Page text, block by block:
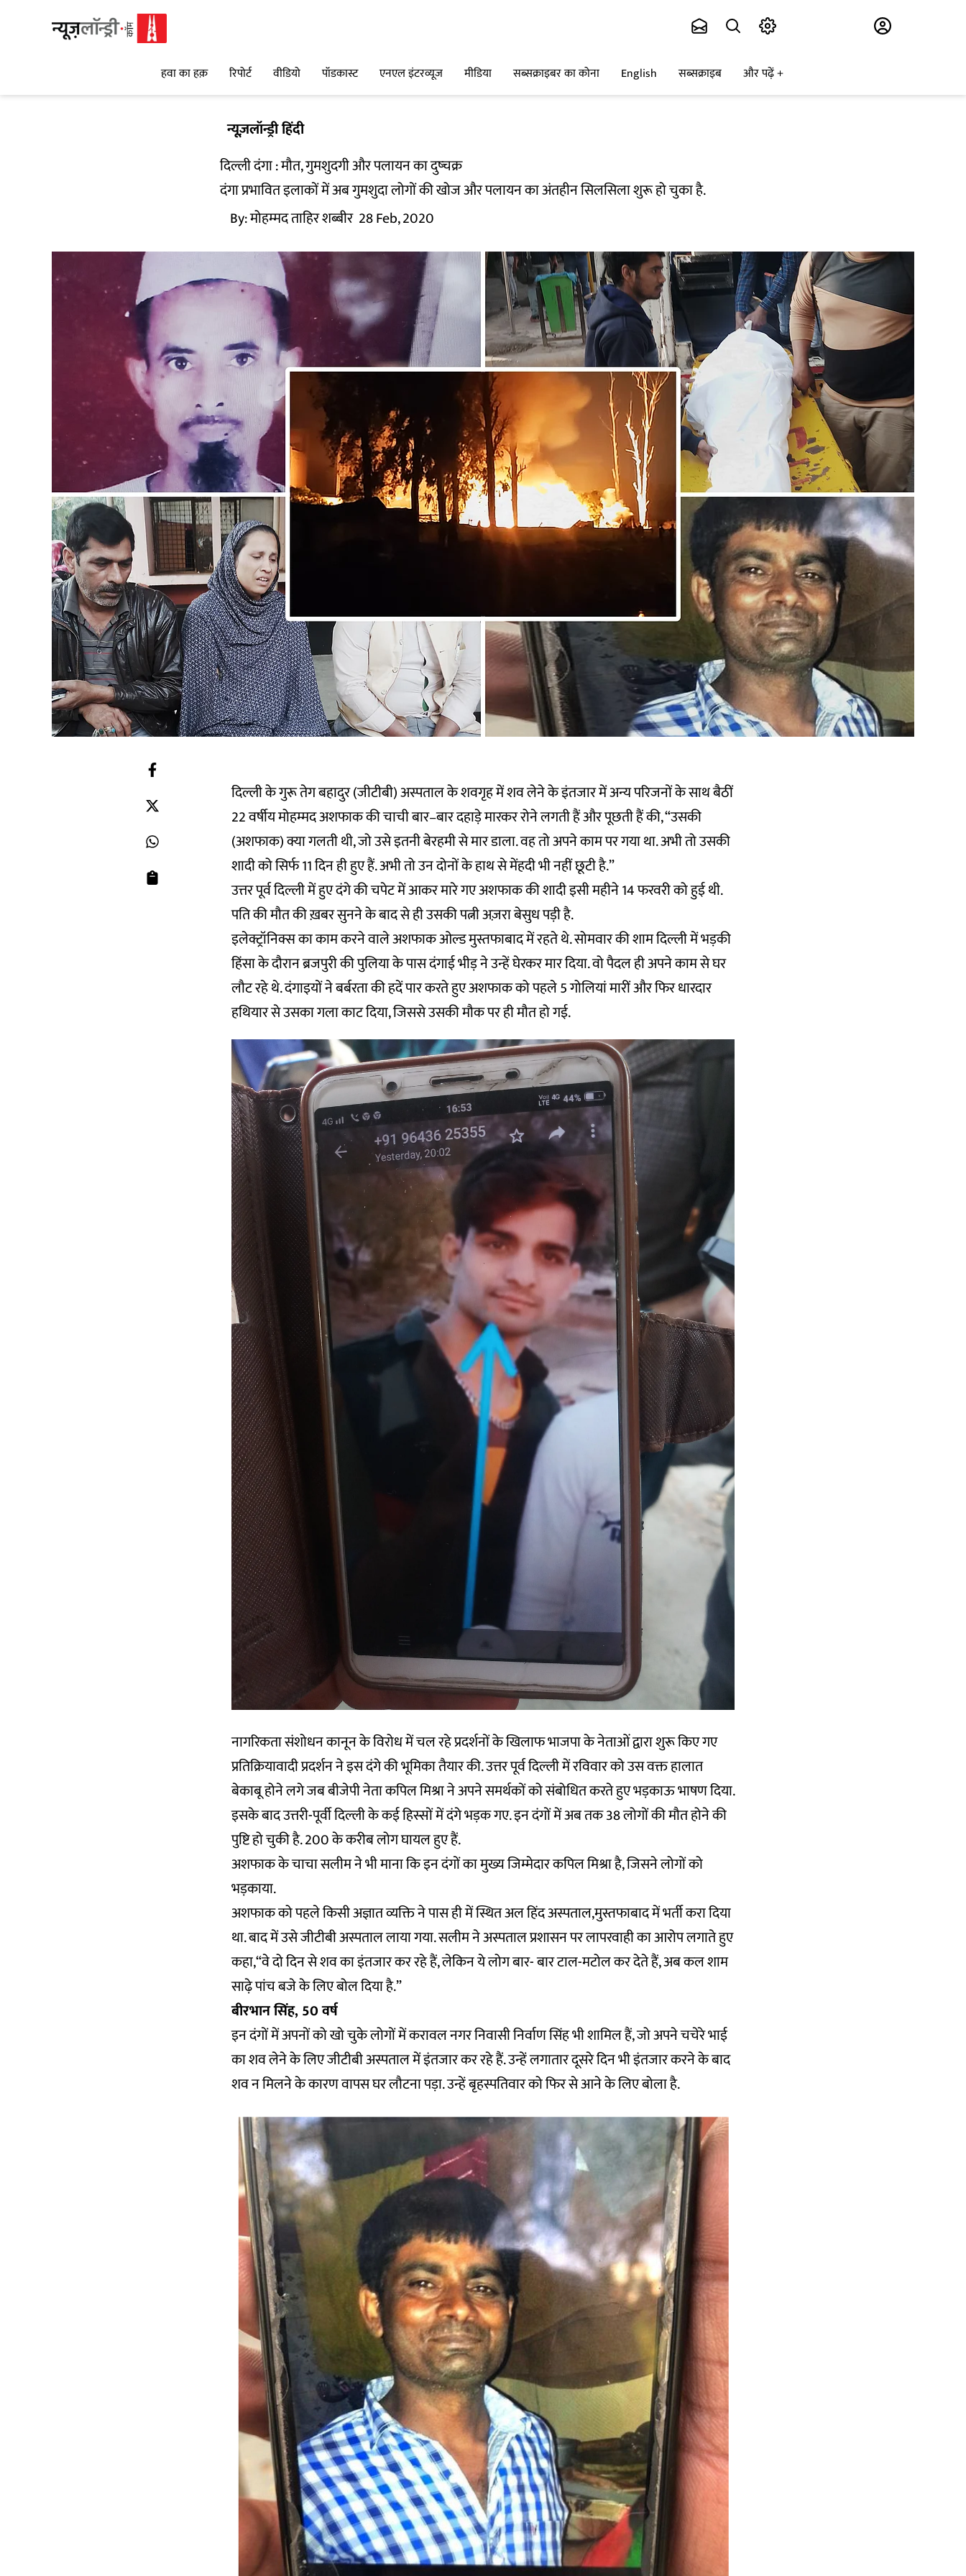
हवा का हक़ रिपोर्ट वीडियो पॉडकास्ट एनएल इंटरव्यूज मीडिया सब्सक्राइबर का कोना English सब्सक्राइब और पढ़ें
न्यूज़लॉन्ड्री हिंदी
दिल्ली दंगा : मौत, गुमशुदगी और पलायन का दुष्चक्र
दंगा प्रभावित इलाकों में अब गुमशुदा लोगों की खोज और पलायन का अंतहीन सिलसिला शुरू हो चुका है.
By:मोहम्मद ताहिर शब्बीर 28 Feb, 2020
दिल्ली के गुरू तेग बहादुर (जीटीबी) अस्पताल के शवगृह में शव लेने के इंतजार में अन्य परिजनों के साथ बैठीं
22 वर्षीय मोहम्मद अशफाक की चाची बार–बार दहाड़े मारकर रोने लगती हैं और पूछती हैं की, “उसकी
(अशफाक) क्या गलती थी, जो उसे इतनी बेरहमी से मार डाला. वह तो अपने काम पर गया था. अभी तो उसकी
शादी को सिर्फ 11 दिन ही हुए हैं. अभी तो उन दोनों के हाथ से मेंहदी भी नहीं छूटी है.”
उत्तर पूर्व दिल्ली में हुए दंगे की चपेट में आकर मारे गए अशफाक की शादी इसी महीने 14 फरवरी को हुई थी.
पति की मौत की ख़बर सुनने के बाद से ही उसकी पत्नी अज़रा बेसुध पड़ी है.
इलेक्ट्रॉनिक्स का काम करने वाले अशफाक ओल्ड मुस्तफाबाद में रहते थे. सोमवार की शाम दिल्ली में भड़की
हिंसा के दौरान ब्रजपुरी की पुलिया के पास दंगाई भीड़ ने उन्हें घेरकर मार दिया. वो पैदल ही अपने काम से घर
लौट रहे थे. दंगाइयों ने बर्बरता की हदें पार करते हुए अशफाक को पहले 5 गोलियां मारीं और फिर धारदार
हथियार से उसका गला काट दिया, जिससे उसकी मौक पर ही मौत हो गई.
नागरिकता संशोधन कानून के विरोध में चल रहे प्रदर्शनों के खिलाफ भाजपा के नेताओं द्वारा शुरू किए गए
प्रतिक्रियावादी प्रदर्शन ने इस दंगे की भूमिका तैयार की. उत्तर पूर्व दिल्ली में रविवार को उस वक्त हालात
बेकाबू होने लगे जब बीजेपी नेता कपिल मिश्रा ने अपने समर्थकों को संबोधित करते हुए भड़काऊ भाषण दिया.
इसके बाद उत्तरी-पूर्वी दिल्ली के कई हिस्सों में दंगे भड़क गए. इन दंगों में अब तक 38 लोगों की मौत होने की
पुष्टि हो चुकी है. 200 के करीब लोग घायल हुए हैं.
अशफाक के चाचा सलीम ने भी माना कि इन दंगों का मुख्य जिम्मेदार कपिल मिश्रा है, जिसने लोगों को
भड़काया.
अशफाक को पहले किसी अज्ञात व्यक्ति ने पास ही में स्थित अल हिंद अस्पताल,मुस्तफाबाद में भर्ती करा दिया
था. बाद में उसे जीटीबी अस्पताल लाया गया. सलीम ने अस्पताल प्रशासन पर लापरवाही का आरोप लगाते हुए
कहा,“वे दो दिन से शव का इंतजार कर रहे हैं, लेकिन ये लोग बार- बार टाल-मटोल कर देते हैं, अब कल शाम
साढ़े पांच बजे के लिए बोल दिया है.”
बीरभान सिंह, 50 वर्ष
इन दंगों में अपनों को खो चुके लोगों में करावल नगर निवासी निर्वाण सिंह भी शामिल हैं, जो अपने चचेरे भाई
का शव लेने के लिए जीटीबी अस्पताल में इंतजार कर रहे हैं. उन्हें लगातार दूसरे दिन भी इंतजार करने के बाद
शव न मिलने के कारण वापस घर लौटना पड़ा. उन्हें बृहस्पतिवार को फिर से आने के लिए बोला है.